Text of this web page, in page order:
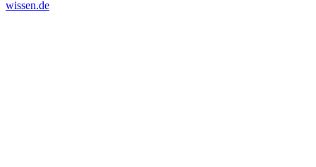
wissen.de